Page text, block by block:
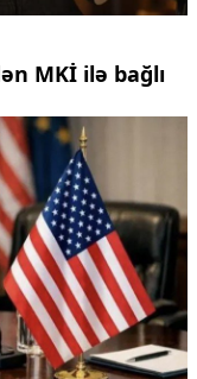
MKİ ilə bağlı